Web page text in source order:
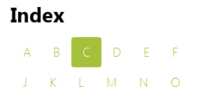
Index
A B C D E F
J
K L M N O